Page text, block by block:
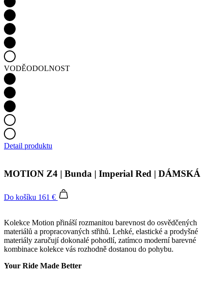
VODĚODOLNOST
Detail produktu
MOTION Z4 | Bunda | Imperial Red | DÁMSKÁ
Do košíku 161 €
Kolekce Motion přináší rozmanitou barevnost do osvědčených
materiálů a propracovaných střihů. Lehké, elastické a prodyšné
materiály zaručují dokonalé pohodlí, zatímco moderní barevné
kombinace kolekce vás rozhodně dostanou do pohybu.
Your Ride Made Better